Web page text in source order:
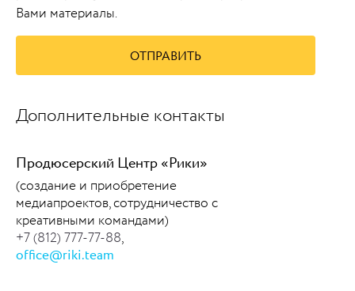
Вами материалы.
ОТПРАВИТЬ
Дополнительные контакты
Продюсерский Центр «Рики»
(создание и приобретение
медиапроектов, сотрудничество с
креативными командами)
+7 (812) 777-77-88,
office@riki.team